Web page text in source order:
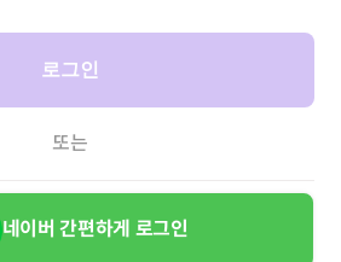
로그인
또는
네이버 간편하게 로그인